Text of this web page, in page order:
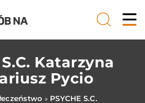
S.C. Katarzyna
Pycio
» PSYCHE S.C.